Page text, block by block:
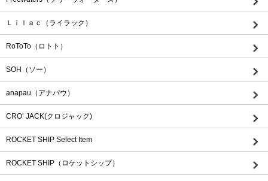
Ｌｉｌａｃ（ライラック）
RoToTo（ロトト）
SOH（ソー）
anapau（アナパウ）
CRO’ JACK(クロジャック)
ROCKET SHIP Select Item
ROCKET SHIP（ロケットシップ）